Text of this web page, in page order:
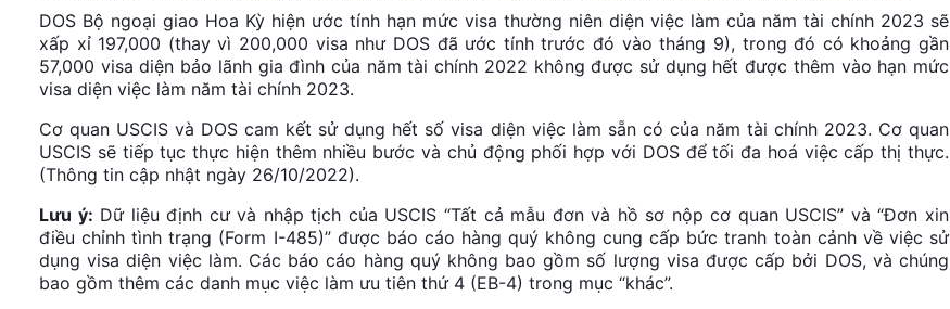
DOS Bộ ngoại giao Hoa Kỳ hiện ước tính hạn mức visa thường niên diện việc làm của năm tài chính 2023 sẽ
xấp xỉ 197,000 (thay vì 200,000 visa như DOS đã ước tính trước đó vào tháng 9), trong đó có khoảng gần
57,000 visa diện bảo lãnh gia đình của năm tài chính 2022 không được sử dụng hết được thêm vào hạn mức
visa diện việc làm năm tài chính 2023.
Cơ quan USCIS và DOS cam kết sử dụng hết số visa diện việc làm sẵn có của năm tài chính 2023. Cơ quan
USCIS sẽ tiếp tục thực hiện thêm nhiều bước và chủ động phối hợp với DOS để tối đa hoá việc cấp thị thực.
(Thông tin cập nhật ngày 26/10/2022).
Lưu ý: Dữ liệu định cư và nhập tịch của USCIS “Tất cả mẫu đơn và hồ sơ nộp cơ quan USCIS” và “Đơn xin
điều chỉnh tình trạng (Form I-485)” được báo cáo hàng quý không cung cấp bức tranh toàn cảnh về việc sử
dụng visa diện việc làm. Các báo cáo hàng quý không bao gồm số lượng visa được cấp bởi DOS, và chúng
bao gồm thêm các danh mục việc làm ưu tiên thứ 4 (EB-4) trong mục “khác”.